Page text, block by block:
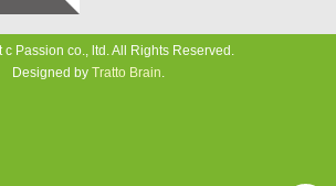
c Passion co., ltd. All Rights Reserved.
Designed by Tratto Brain.